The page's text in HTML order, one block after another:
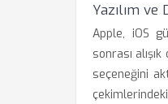
Yazılım ve
Apple, iOS
sonrası
seçeneğini